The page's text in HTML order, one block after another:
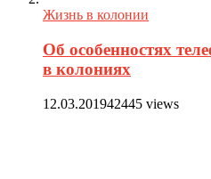
Жизнь в колонии
Об особенностях
в колониях
12.03.201942445 views